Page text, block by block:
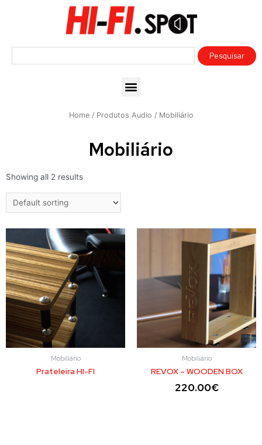
Home/ Produtos Audio / Mobiliário
Mobiliário
Showing all 2 results
Mobiliário
Prateleira HI-FI
Mobiliário
REVOX – WOODEN BOX
220.00€